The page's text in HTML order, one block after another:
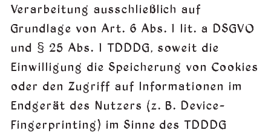
Verarbeitung ausschließlich auf
Grundlage von Art. 6 Abs. 1 lit. a DSGVO
und § 25 Abs. 1 TDDDG, soweit die
Einwilligung die Speicherung von Cookies
oder den Zugriff auf Informationen im
Endgerät des Nutzers (z. B. Device-
Fingerprinting) im Sinne des TDDDG